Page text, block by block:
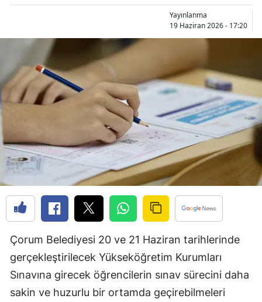
Bursa
Çanakkale
Çorum
Denizli
Diyarbakır
Edirne
Elazığ
Erzincan
Erzurum
Eskişehir
Gaziantep
Giresun
Yayınlanma
19 Haziran 2026 - 17:20
Çorum Belediyesi 20 ve 21 Haziran tarihlerinde
gerçekleştirilecek Yükseköğretim Kurumları
Sınavına girecek öğrencilerin sınav sürecini daha
sakin ve huzurlu bir ortamda geçirebilmeleri